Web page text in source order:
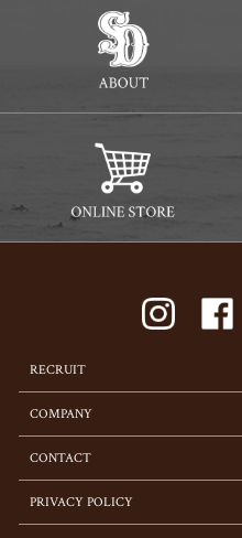
RECRUIT
COMPANY
CONTACT
PRIVACY POLICY